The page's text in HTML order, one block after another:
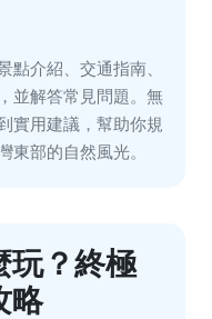
點介紹、交通指南、
並解答常見問題。無
實用建議，幫助你規
東部的自然風光。
玩？終極
略